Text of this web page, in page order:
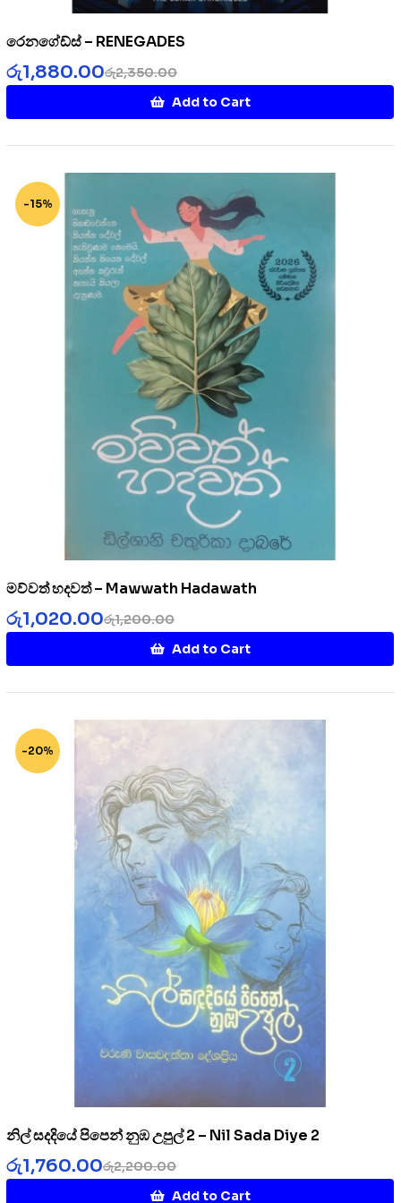
රෙනගේඩ්ස් – RENEGADES
රු2,350.00
රු1,880.00
Add to Cart
-15%
මව්වත් හදවත් – Mawwath Hadawath
රු1,200.00
රු1,020.00
Add to Cart
-20%
නිල් සදදියේ පිපෙන් නුඹ උපුල් 2 – Nil Sada Diye 2
රු2,200.00
රු1,760.00
Add to Cart